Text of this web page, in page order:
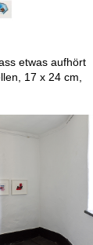
etwas aufhört
17 x 24 cm,